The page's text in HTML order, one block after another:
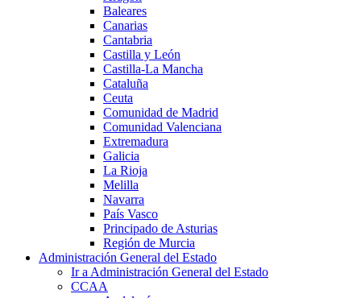
Baleares
Canarias
Cantabria
Castilla y León
Castilla-La Mancha
Cataluña
Ceuta
Comunidad de Madrid
Comunidad Valenciana
Extremadura
Galicia
La Rioja
Melilla
Navarra
País Vasco
Principado de Asturias
Región de Murcia
Administración General del Estado
Ir a Administración General del Estado
CCAA